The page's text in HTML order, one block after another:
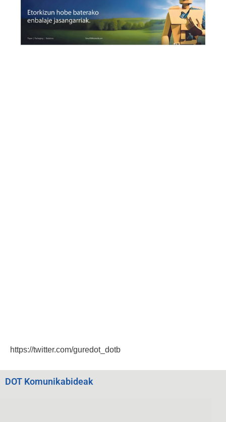
https://twitter.com/guredot_dotb
DOT Komunikabideak